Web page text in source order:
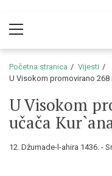
Menu
Početna stranica
Vijesti
U Visokom promovirano 268
U Visokom
učača
12. Džumade-l-ahira 1436. -